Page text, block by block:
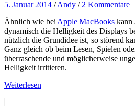
5. Januar 2014 /Andy / 2 Kommentare
Ähnlich wie bei Apple MacBooks
dynamisch die Helligkeit des Displays
nützlich die Grundidee ist, so störend
Ganz gleich ob beim Lesen, Spielen
überraschende und möglicherweise
Helligkeit irritieren.
Weiterlesen